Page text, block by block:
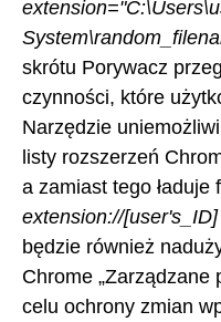
skrótu Porywacz
czynności, które
Narzędzie
listy rozszerzeń
a zamiast tego ładuje
extension://
będzie również
Chrome „Zarządzane
celu ochrony zmian